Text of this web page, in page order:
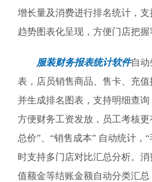
增长量及消费进行排名统计，
趋势图表化呈现，方便门店把握
服装财务报表统计软件自动
表，店员销售商品、售卡、充
并生成排名图表，支持明细查询
方便财务工资发放，员工考核更
总价”、“销售成本” 自动统计，
时支持多门店对比汇总分析。
值额金等结账金额自动分类汇